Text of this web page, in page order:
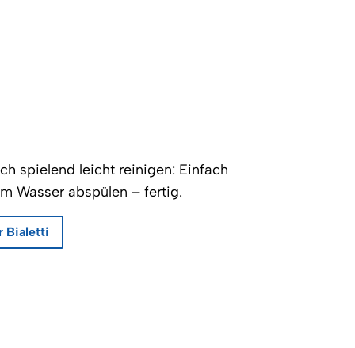
spielend leicht reinigen: Einfach
Wasser abspülen – fertig.
Bialetti